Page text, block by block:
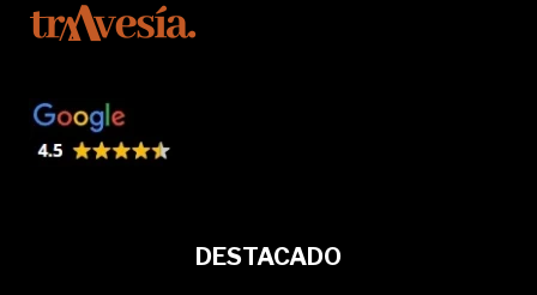
DESTACADO